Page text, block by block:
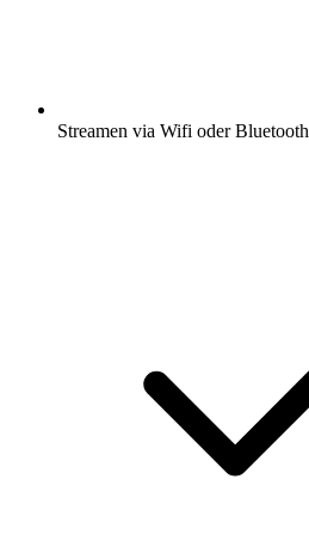
Streamen via Wifi oder Bluetooth